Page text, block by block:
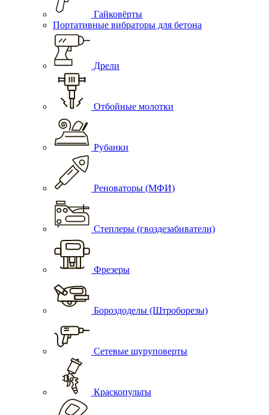
Гайковёрты
Портативные вибраторы для бетона
Дрели
Отбойные молотки
Рубанки
Реноваторы (МФИ)
Степлеры (гвоздезабиватели)
Фрезеры
Бороздоделы (Штроборезы)
Сетевые шуруповерты
Краскопульты